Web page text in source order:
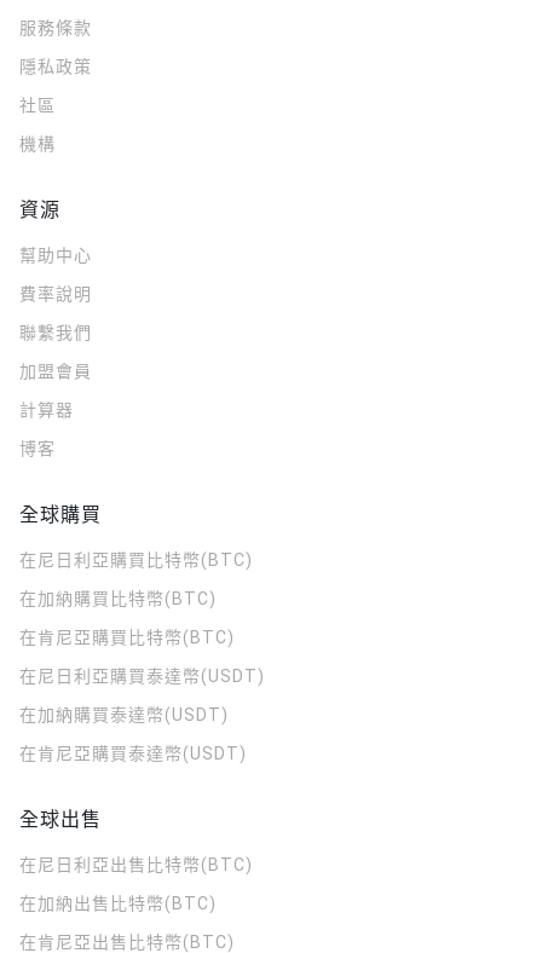
服務條款
隱私政策
社區
機構
資源
幫助中心
費率說明
聯繫我們
加盟會員
計算器
博客
全球購買
在尼日利亞購買比特幣(BTC)
在加納購買比特幣(BTC)
在肯尼亞購買比特幣(BTC)
在尼日利亞購買泰達幣(USDT)
在加納購買泰達幣(USDT)
在肯尼亞購買泰達幣(USDT)
全球出售
在尼日利亞出售比特幣(BTC)
在加納出售比特幣(BTC)
在肯尼亞出售比特幣(BTC)